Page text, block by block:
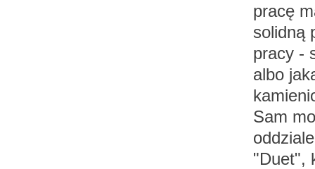
pracę
solidną
pracy -
albo
Sam
"Duet",